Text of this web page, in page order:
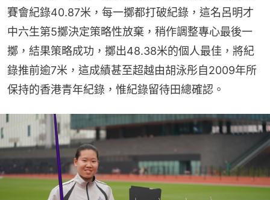
賽會紀錄40.87米，每一擲都打破紀錄，這名呂明才
中六生第5擲決定策略性放棄，稍作調整專心最後一
擲，結果策略成功，擲出48.38米的個人最佳，將紀
錄推前逾7米，這成績甚至超越由胡泳彤自2009年所
保持的香港青年紀錄，惟紀錄留待田總確認。